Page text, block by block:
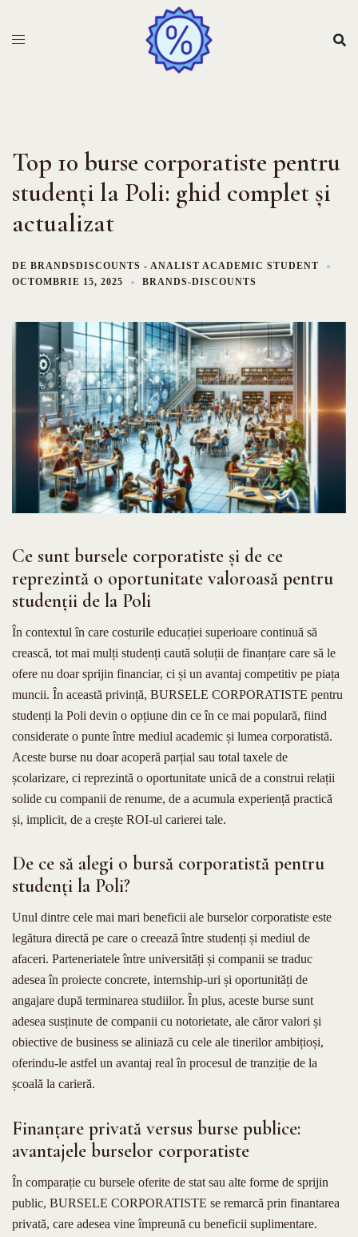
Top 10 burse corporatiste pentru
studenți la Poli: ghid complet și
actualizat
DE BRANDSDISCOUNTS - ANALIST ACADEMIC STUDENT
OCTOMBRIE 15, 2025
BRANDS-DISCOUNTS
Ce sunt bursele corporatiste și de ce
reprezintă o oportunitate valoroasă pentru
studenții de la Poli
În contextul în care costurile educației superioare continuă să
crească, tot mai mulți studenți caută soluții de finanțare care să le
ofere nu doar sprijin financiar, ci și un avantaj competitiv pe piața
muncii. În această privință, BURSELE CORPORATISTE pentru
studenți la Poli devin o opțiune din ce în ce mai populară, fiind
considerate o punte între mediul academic și lumea corporatistă.
Aceste burse nu doar acoperă parțial sau total taxele de
școlarizare, ci reprezintă o oportunitate unică de a construi relații
solide cu companii de renume, de a acumula experiență practică
și, implicit, de a crește ROI-ul carierei tale.
De ce să alegi o bursă corporatistă pentru
studenți la Poli?
Unul dintre cele mai mari beneficii ale burselor corporatiste este
legătura directă pe care o creează între studenți și mediul de
afaceri. Parteneriatele între universități și companii se traduc
adesea în proiecte concrete, internship-uri și oportunități de
angajare după terminarea studiilor. În plus, aceste burse sunt
adesea susținute de companii cu notorietate, ale căror valori și
obiective de business se aliniază cu cele ale tinerilor ambițioși,
oferindu-le astfel un avantaj real în procesul de tranziție de la
școală la carieră.
Finanțare privată versus burse publice:
avantajele burselor corporatiste
În comparație cu bursele oferite de stat sau alte forme de sprijin
public, BURSELE CORPORATISTE se remarcă prin finantarea
privată, care adesea vine împreună cu beneficii suplimentare.